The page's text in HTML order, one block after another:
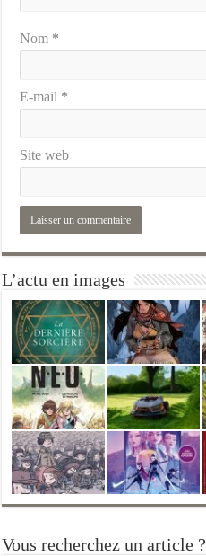
Nom *
E-mail *
Site web
L’actu en images
Vous recherchez un article ?